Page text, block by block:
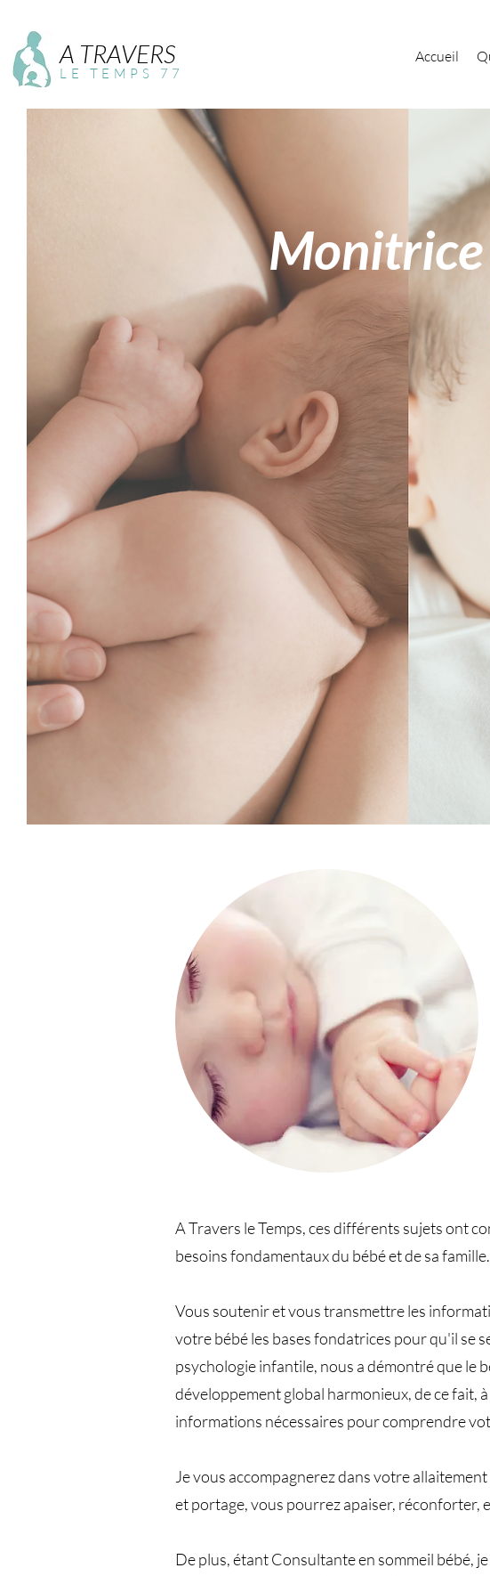
LE TEMPS 77
A TRAVERS Accueil
Monitrice
A Travers le Temps, ces différents sujets ont
besoins fondamentaux du bébé et de sa
Vous soutenir et vous transmettre les
votre bébé les bases fondatrices pour qu'il se
psychologie infantile, nous a démontré que le
développement global harmonieux, de ce fait,
informations nécessaires pour comprendre
Je vous accompagnerez dans votre
et portage, vous pourrez apaiser, réconforter,
De plus, étant Consultante en sommeil bébé,